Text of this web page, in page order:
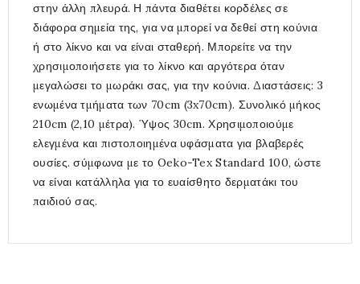
στην άλλη πλευρά. Η πάντα διαθέτει κορδέλες σε
διάφορα σημεία της, για να μπορεί να δεθεί στη κούνια
ή στο λίκνο και να είναι σταθερή. Μπορείτε να την
χρησιμοποιήσετε για το λίκνο και αργότερα όταν
μεγαλώσει το μωράκι σας, για την κούνια. Διαστάσεις: 3
ενωμένα τμήματα των 70cm (3x70cm). Συνολικό μήκος
210cm (2,10 μέτρα). Ύψος 30cm. Χρησιμοποιούμε
ελεγμένα και πιστοποιημένα υφάσματα για βλαβερές
ουσίες. σύμφωνα με το Oeko-Tex Standard 100, ώστε
να είναι κατάλληλα για το ευαίσθητο δερματάκι του
παιδιού σας.